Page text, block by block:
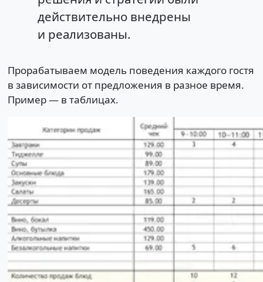
действительно внедрены
и реализованы.
Прорабатываем модель поведения каждого гостя
в зависимости от предложения в разное время.
Пример — в таблицах.